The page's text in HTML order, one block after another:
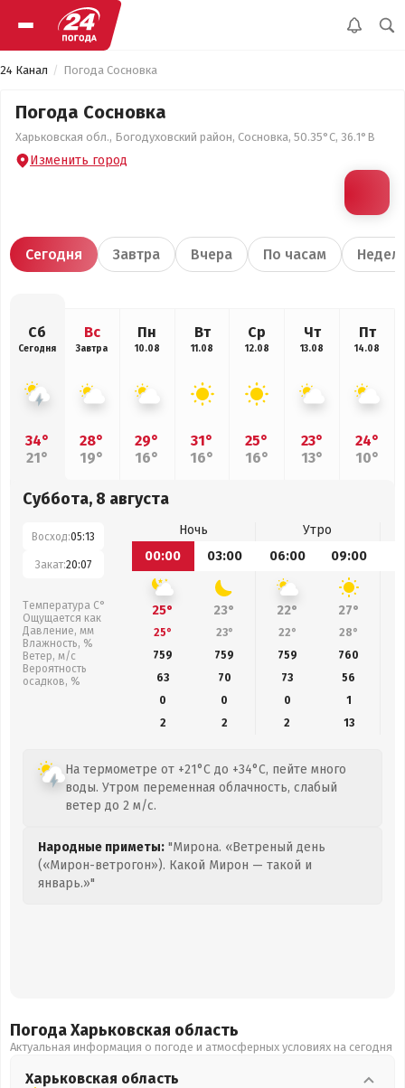
24 Канал Погода Сосновка
Погода Сосновка
Харьковская обл., Богодуховский район, Сосновка, 50.35°С, 36.1°В
Изменить город
Сегодня Завтра Вчера По часам
Сб
Сегодня
34°
21°
Вс
Завтра
28°
19°
Пн
10.08
29°
16°
Вт
11.08
31°
16°
Ср
12.08
25°
16°
Чт
13.08
23°
13°
Пт
14.08
24°
10°
Суббота, 8 августа
Восход:05:13
Закат:20:07
Температура С°
Ощущается как
Давление, мм
Влажность, %
Ветер, м/с
Вероятность
осадков, %
Ночь
Утро
00:00
03:00 06:00 09:00
25° 23° 22° 27°
25° 23° 22° 28°
759
759 759 760
63
70 73 56
0
0 0
1
2
2 2 13
На термометре от +21°C до +34°C, пейте много
воды. Утром переменная облачность, слабый
ветер до 2 м/с.
Народные приметы: "Мирона. «Ветреный день
(«Мирон-ветрогон»). Какой Мирон — такой и
январь.»"
Погода Харьковская область
Актуальная информация о погоде и атмосферных условиях на сегодня
Харьковская область